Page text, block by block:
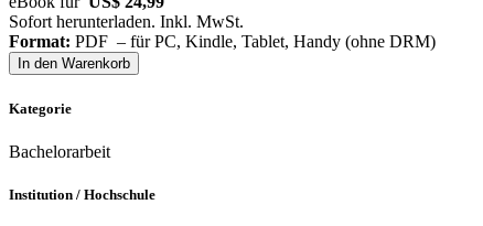
Sofort herunterladen. Inkl. MwSt.
Format: PDF – für PC, Kindle, Tablet, Handy (ohne DRM)
In den Warenkorb
Kategorie
Bachelorarbeit
Institution / Hochschule